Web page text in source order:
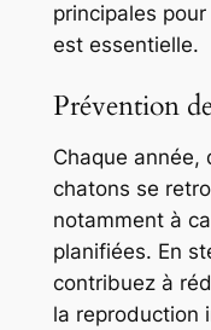
principales
est essentielle.
Prévention
Chaque année,
chatons se
notamment à
planifiées. En
contribuez à
la reproduction